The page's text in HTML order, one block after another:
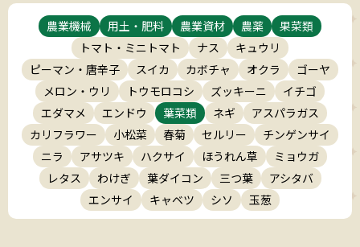
農業機械 用土・肥料 農業資材 農薬
果菜類
トマト・ミニトマト
ナス
キュウリ
ピーマン・唐辛子
スイカ カボチャ オクラ
ゴーヤ
メロン・ウリ
トウモロコシ ズッキーニ
イチゴ
エダマメ
エンドウ 葉菜類 ネギ
アスパラガス
カリフラワー
小松菜 春菊 セルリー
チンゲンサイ
ニラ
アサツキ ハクサイ ほうれん草
ミョウガ
レタス
わけぎ 葉ダイコン 三つ葉
アシタバ
エンサイ
キャベツ シソ 玉葱